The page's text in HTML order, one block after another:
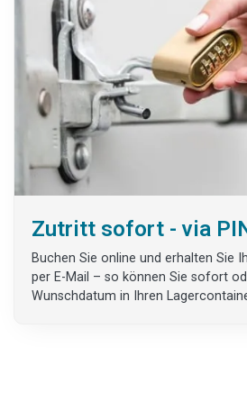
Zutritt sofort - via
Buchen Sie online und erhalten Sie
per E-Mail – so können Sie sofort
Wunschdatum in Ihren